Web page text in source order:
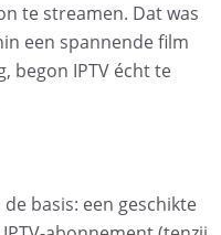
te streamen. Dat was
een spannende film
begon IPTV écht te
de basis: een geschikte